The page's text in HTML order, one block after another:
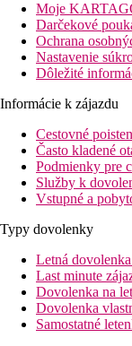
Moje
Darčekové
Ochrana
Nastavenie
Dôležité
Informácie k zájazdu
Cestovné
Často kladené
Podmienky pre
Služby k
Vstupné a
Typy dovolenky
Letná
Last minute
Dovolenka na
Dovolenka
Samostatné